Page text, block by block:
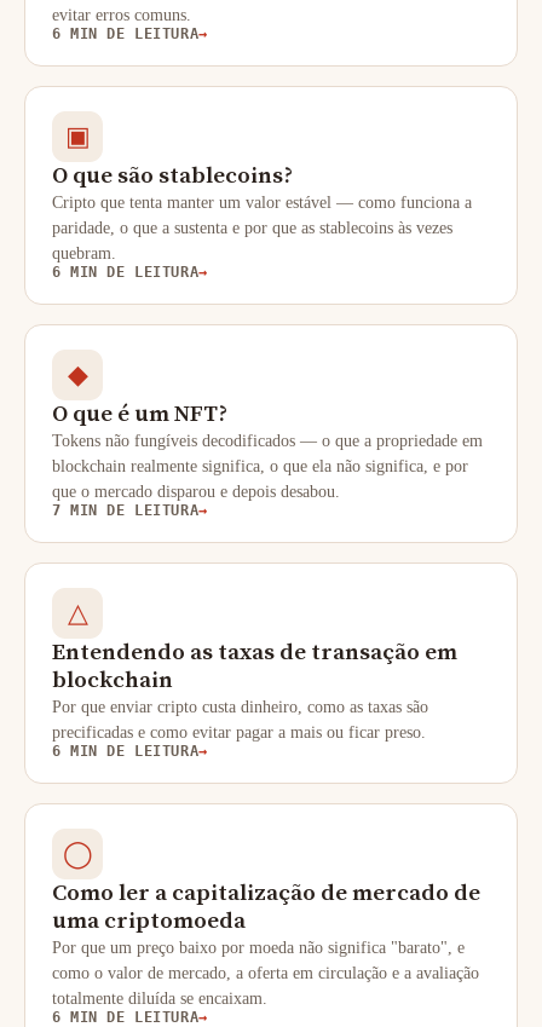
evitar erros comuns.
6 MIN DE LEITURA→
▣
O que são stablecoins?
Cripto que tenta manter um valor estável — como funciona a
paridade, o que a sustenta e por que as stablecoins às vezes
quebram.
6 MIN DE LEITURA→
◆
O que é um NFT?
Tokens não fungíveis decodificados — o que a propriedade em
blockchain realmente significa, o que ela não significa, e por
que o mercado disparou e depois desabou.
7 MIN DE LEITURA→
△
Entendendo as taxas de transação em
blockchain
Por que enviar cripto custa dinheiro, como as taxas são
precificadas e como evitar pagar a mais ou ficar preso.
6 MIN DE LEITURA→
◯
Como ler a capitalização de mercado de
uma criptomoeda
Por que um preço baixo por moeda não significa "barato", e
como o valor de mercado, a oferta em circulação e a avaliação
totalmente diluída se encaixam.
6 MIN DE LEITURA→